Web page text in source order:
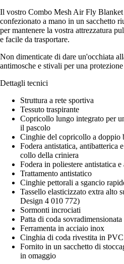
Il vostro Combo Mesh Air Fly Blanket
confezionato a mano in un sacchetto
per mantenere la vostra attrezzatura
e facile da trasportare.
Non dimenticate di dare un'occhiata
antimosche e stivali per una
Dettagli tecnici
Struttura a rete sportiva
Tessuto traspirante
Copricollo lungo integrato per
il pascolo
Cinghie del copricollo a doppio
Fodera antistatica, antibatterica
collo della criniera
Fodera in poliestere antistatica
Trattamento antistatico
Cinghie pettorali a sgancio
Tassello elasticizzato extra alto
Design 4 010 772)
Sormonti incrociati
Patta di coda
Ferramenta in acciaio inox
Cinghia di coda rivestita in PVC
Fornito in un sacchetto di
in omaggio